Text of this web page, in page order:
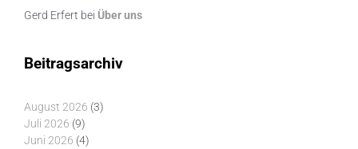
Gerd Erfert bei Über uns
Beitragsarchiv
August 2026 (3)
Juli 2026 (9)
Juni 2026 (4)